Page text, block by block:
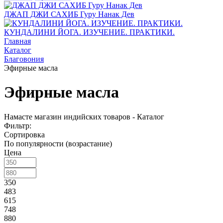
ДЖАП ДЖИ САХИБ Гуру Нанак Дев
КУНДАЛИНИ ЙОГА. ИЗУЧЕНИЕ. ПРАКТИКИ.
Главная
Каталог
Благовония
Эфирные масла
Эфирные масла
Намасте магазин индийских товаров - Каталог
Фильтр:
Сортировка
По популярности (возрастание)
Цена
350
483
615
748
880